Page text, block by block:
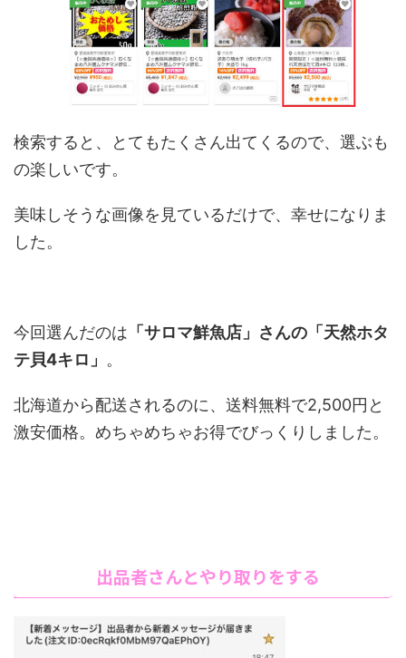
検索すると、とてもたくさん出てくるので、選ぶも
の楽しいです。
美味しそうな画像を見ているだけで、幸せになりま
した。
今回選んだのは 「サロマ鮮魚店」さんの「天然ホタ
テ貝4キロ」 。
北海道から配送されるのに、送料無料で2,500円と
激安価格。めちゃめちゃお得でびっくりしました。
出品者さんとやり取りをする